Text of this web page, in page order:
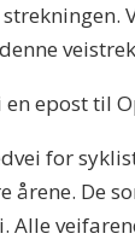
en epost til
for
årene. De
Alle